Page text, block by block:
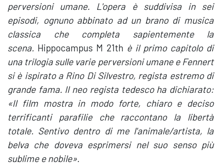
perversioni umane. L'opera è suddivisa in sei
episodi, ognuno abbinato ad un brano di musica
classica che completa sapientemente la
scena. Hippocampus M 21th è il primo capitolo di
una trilogia sulle varie perversioni umane e Fennert
si è ispirato a Rino Di Silvestro, regista estremo di
grande fama. Il neo regista tedesco ha dichiarato:
«Il film mostra in modo forte, chiaro e deciso
terrificanti parafilie che raccontano la libertà
totale. Sentivo dentro di me l'animale/artista, la
belva che doveva esprimersi nel suo senso più
sublime e nobile».